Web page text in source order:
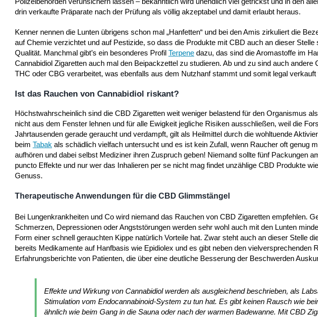
drin verkaufte Präparate nach der Prüfung als völlig akzeptabel und damit erlaubt heraus.
Kenner nennen die Lunten übrigens schon mal „Hanfetten“ und bei den Amis zirkuliert die
auf Chemie verzichtet und auf Pestizide, so dass die Produkte mit CBD auch an dieser
Qualität. Manchmal gibt’s ein besonderes Profil Terpene dazu, das sind die Aromastoffe im
Cannabidiol Zigaretten auch mal den Beipackzettel zu studieren. Ab und zu sind auch
THC oder CBG verarbeitet, was ebenfalls aus dem Nutzhanf stammt und somit legal verkauft
Ist das Rauchen von Cannabidiol riskant?
Höchstwahrscheinlich sind die CBD Zigaretten weit weniger belastend für den Organismus
nicht aus dem Fenster lehnen und für alle Ewigkeit jegliche Risiken ausschließen, weil die
Jahrtausenden gerade geraucht und verdampft, gilt als Heilmittel durch die wohltuende
beim Tabak als schädlich vielfach untersucht und es ist kein Zufall, wenn Raucher oft genug
aufhören und dabei selbst Mediziner ihren Zuspruch geben! Niemand sollte fünf Packungen
puncto Effekte und nur wer das Inhalieren per se nicht mag findet unzählige CBD Produkte
Genuss.
Therapeutische Anwendungen für die CBD Glimmstängel
Bei Lungenkrankheiten und Co wird niemand das Rauchen von CBD Zigaretten empfehlen.
Schmerzen, Depressionen oder Angststörungen werden sehr wohl auch mit den Lunten
Form einer schnell gerauchten Kippe natürlich Vorteile hat. Zwar steht auch an dieser Stelle
bereits Medikamente auf Hanfbasis wie Epidiolex und es gibt neben den vielversprechenden
Erfahrungsberichte von Patienten, die über eine deutliche Besserung der Beschwerden
Effekte und Wirkung von Cannabidiol werden als ausgleichend beschrieben, als
Stimulation vom Endocannabinoid-System zu tun hat. Es gibt keinen Rausch wie
ähnlich wie beim Gang in die Sauna oder nach der warmen Badewanne. Mit CBD